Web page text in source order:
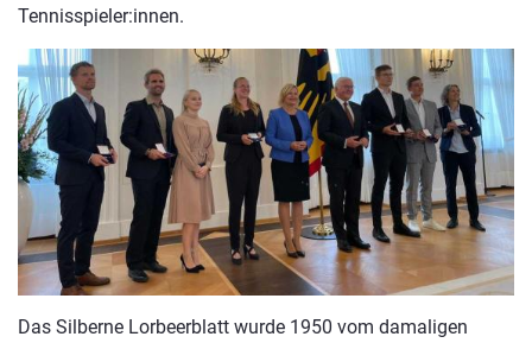
Tennisspieler:innen.
Das Silberne Lorbeerblatt wurde 1950 vom damaligen